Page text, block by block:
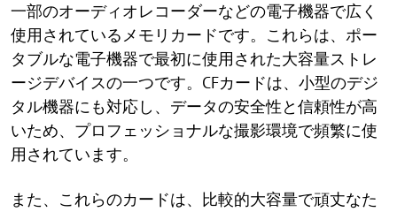
一部のオーディオレコーダーなどの電子機器で広く
使用されているメモリカードです。これらは、ポー
タブルな電子機器で最初に使用された大容量ストレ
ージデバイスの一つです。CFカードは、小型のデジ
タル機器にも対応し、データの安全性と信頼性が高
いため、プロフェッショナルな撮影環境で頻繁に使
用されています。
また、これらのカードは、比較的大容量で頑丈なた